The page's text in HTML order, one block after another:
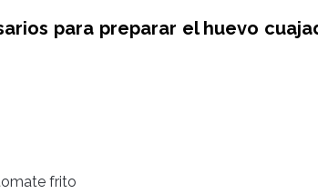
para preparar el huevo
frito